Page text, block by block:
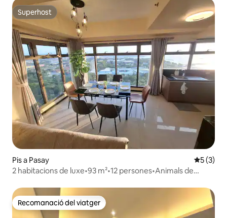
Superhost
Superhost
Pis a Pasay 5 de
5 (3)
2 habitacions de luxe•93 m²•12 persones•Animals de
Recomanació del viatger
Recomanació del viatger